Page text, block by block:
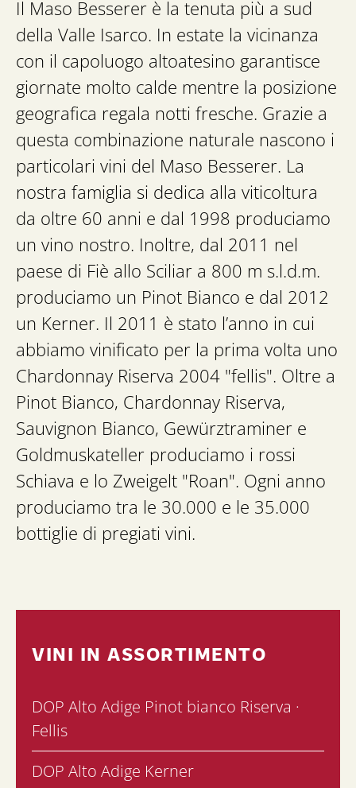
Il Maso Besserer è la tenuta più a sud
della Valle Isarco. In estate la vicinanza
con il capoluogo altoatesino garantisce
giornate molto calde mentre la posizione
geografica regala notti fresche. Grazie a
questa combinazione naturale nascono i
particolari vini del Maso Besserer. La
nostra famiglia si dedica alla viticoltura
da oltre 60 anni e dal 1998 produciamo
un vino nostro. Inoltre, dal 2011 nel
paese di Fiè allo Sciliar a 800 m s.l.d.m.
produciamo un Pinot Bianco e dal 2012
un Kerner. Il 2011 è stato l’anno in cui
abbiamo vinificato per la prima volta uno
Chardonnay Riserva 2004 "fellis". Oltre a
Pinot Bianco, Chardonnay Riserva,
Sauvignon Bianco, Gewürztraminer e
Goldmuskateller produciamo i rossi
Schiava e lo Zweigelt "Roan". Ogni anno
produciamo tra le 30.000 e le 35.000
bottiglie di pregiati vini.
VINI IN ASSORTIMENTO
DOP Alto Adige Pinot bianco Riserva ·
Fellis
DOP Alto Adige Kerner